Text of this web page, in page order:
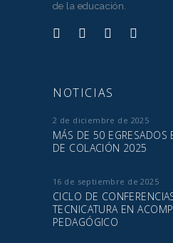
de la educación.
NOTICIAS
2 de diciembre de 2025
MÁS DE 50 EGRESADOS
DE COLACIÓN 2025
16 de septiembre de 2025
CICLO DE
TECNICATURA EN
PEDAGÓGICO